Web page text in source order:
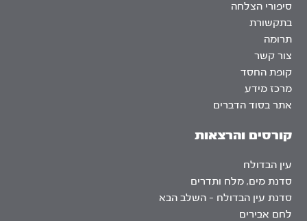
סיפורי הצלחה
בתקשורת
תרומה
צור קשר
קופת החסד
מרכז מידע
אתר בסוד הדברים
קורסים והרצאות
עין הבדולח
סדנת מים, מלח ותדרים
סדנת עין הבדולח – השלב הבא
לחם אבירים